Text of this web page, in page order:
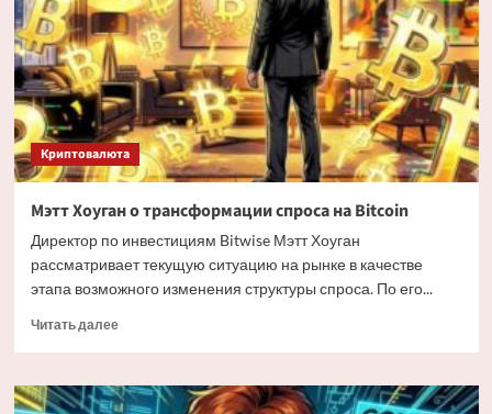
3
июля
2026
года
Криптовалюта
Мэтт Хоуган о трансформации спроса на Bitcoin
Директор по инвестициям Bitwise Мэтт Хоуган
рассматривает текущую ситуацию на рынке в качестве
этапа возможного изменения структуры спроса. По его...
Читать далееПрочитать
Мэтт
Хоуган